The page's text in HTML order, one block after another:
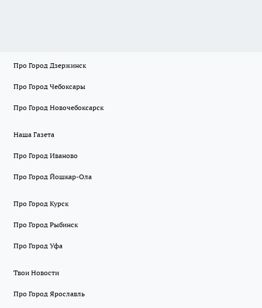
Про Город Дзержинск
Про Город Чебоксары
Про Город Новочебоксарск
Наша Газета
Про Город Иваново
Про Город Йошкар-Ола
Про Город Курск
Про Город Рыбинск
Про Город Уфа
Твои Новости
Про Город Ярославль